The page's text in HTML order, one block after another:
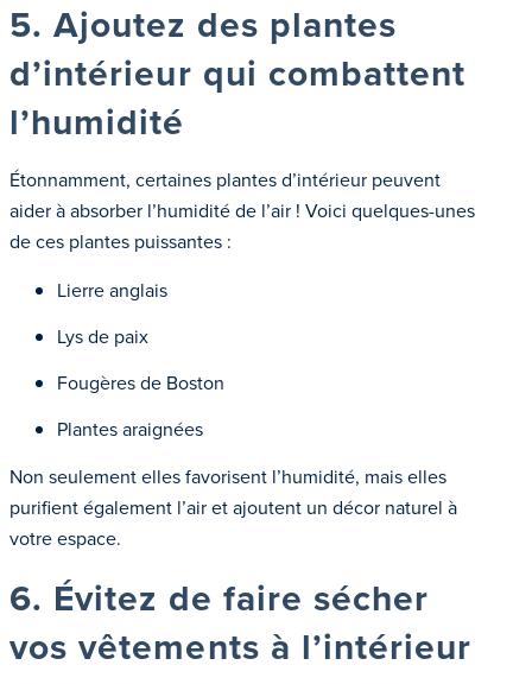
5. Ajoutez des plantes
d’intérieur qui combattent
l’humidité
Étonnamment, certaines plantes d’intérieur peuvent
aider à absorber l’humidité de l’air ! Voici quelques-unes
de ces plantes puissantes :
Lierre anglais
Lys de paix
Fougères de Boston
Plantes araignées
Non seulement elles favorisent l’humidité, mais elles
purifient également l’air et ajoutent un décor naturel à
votre espace.
6. Évitez de faire sécher
vos vêtements à l’intérieur